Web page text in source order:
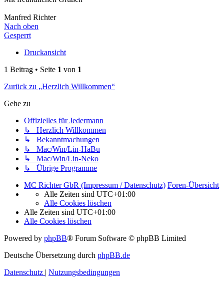
Manfred Richter
Nach oben
Gesperrt
Druckansicht
1 Beitrag • Seite 1 von 1
Zurück zu „Herzlich Willkommen“
Gehe zu
Offizielles für Jedermann
↳ Herzlich Willkommen
↳ Bekanntmachungen
↳ Mac/Win/Lin-HaBu
↳ Mac/Win/Lin-Neko
↳ Übrige Programme
MC Richter GbR (Impressum / Datenschutz) Foren-Übersicht
Alle Zeiten sind UTC+01:00
Alle Cookies löschen
Alle Zeiten sind UTC+01:00
Alle Cookies löschen
Powered by phpBB® Forum Software © phpBB Limited
Deutsche Übersetzung durch phpBB.de
Datenschutz | Nutzungsbedingungen